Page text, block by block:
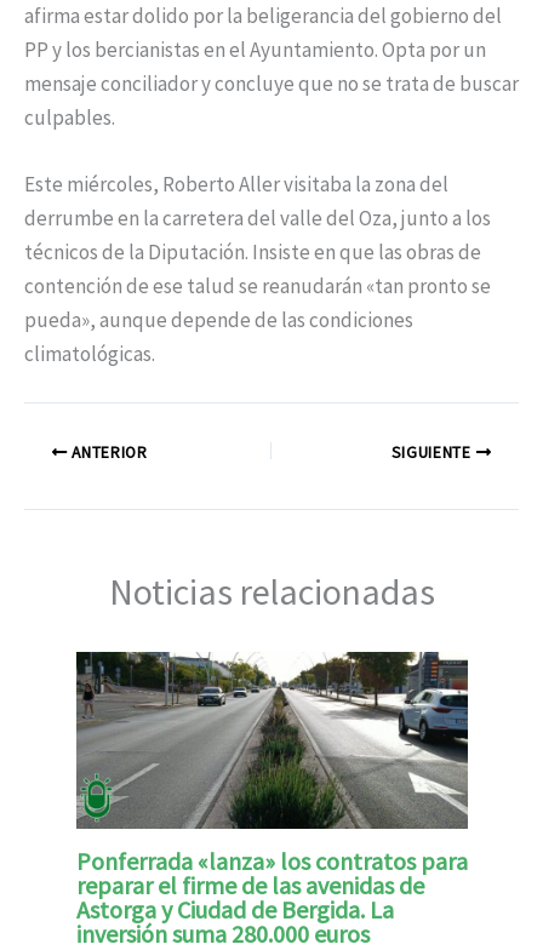
afirma estar dolido por la beligerancia del gobierno del
PP y los bercianistas en el Ayuntamiento. Opta por un
mensaje conciliador y concluye que no se trata de buscar
culpables.
Este miércoles, Roberto Aller visitaba la zona del
derrumbe en la carretera del valle del Oza, junto a los
técnicos de la Diputación. Insiste en que las obras de
contención de ese talud se reanudarán «tan pronto se
pueda», aunque depende de las condiciones
climatológicas.
ANTERIOR SIGUIENTE
Noticias relacionadas
Ponferrada «lanza» los contratos para
reparar el firme de las avenidas de
Astorga y Ciudad de Bergida. La
inversión suma 280.000 euros